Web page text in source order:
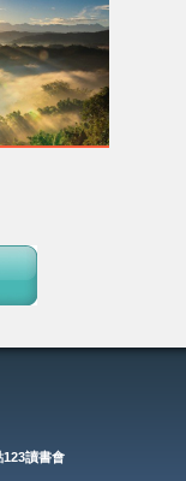
讀書會